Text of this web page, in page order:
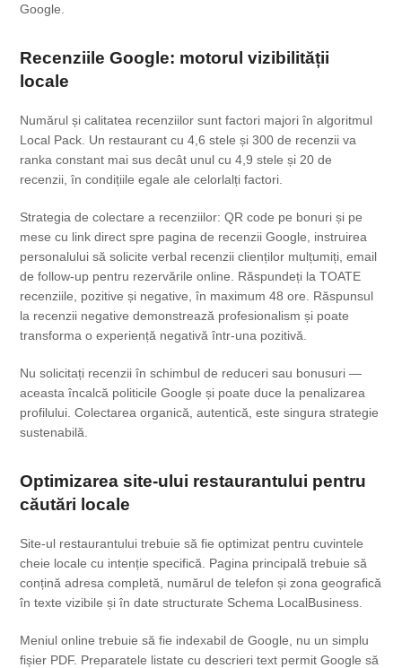
Google.
Recenziile Google: motorul vizibilității
locale
Numărul și calitatea recenziilor sunt factori majori în algoritmul
Local Pack. Un restaurant cu 4,6 stele și 300 de recenzii va
ranka constant mai sus decât unul cu 4,9 stele și 20 de
recenzii, în condițiile egale ale celorlalți factori.
Strategia de colectare a recenziilor: QR code pe bonuri și pe
mese cu link direct spre pagina de recenzii Google, instruirea
personalului să solicite verbal recenzii clienților mulțumiți, email
de follow-up pentru rezervările online. Răspundeți la TOATE
recenziile, pozitive și negative, în maximum 48 ore. Răspunsul
la recenzii negative demonstrează profesionalism și poate
transforma o experiență negativă într-una pozitivă.
Nu solicitați recenzii în schimbul de reduceri sau bonusuri —
aceasta încalcă politicile Google și poate duce la penalizarea
profilului. Colectarea organică, autentică, este singura strategie
sustenabilă.
Optimizarea site-ului restaurantului pentru
căutări locale
Site-ul restaurantului trebuie să fie optimizat pentru cuvintele
cheie locale cu intenție specifică. Pagina principală trebuie să
conțină adresa completă, numărul de telefon și zona geografică
în texte vizibile și în date structurate Schema LocalBusiness.
Meniul online trebuie să fie indexabil de Google, nu un simplu
fișier PDF. Preparatele listate cu descrieri text permit Google să